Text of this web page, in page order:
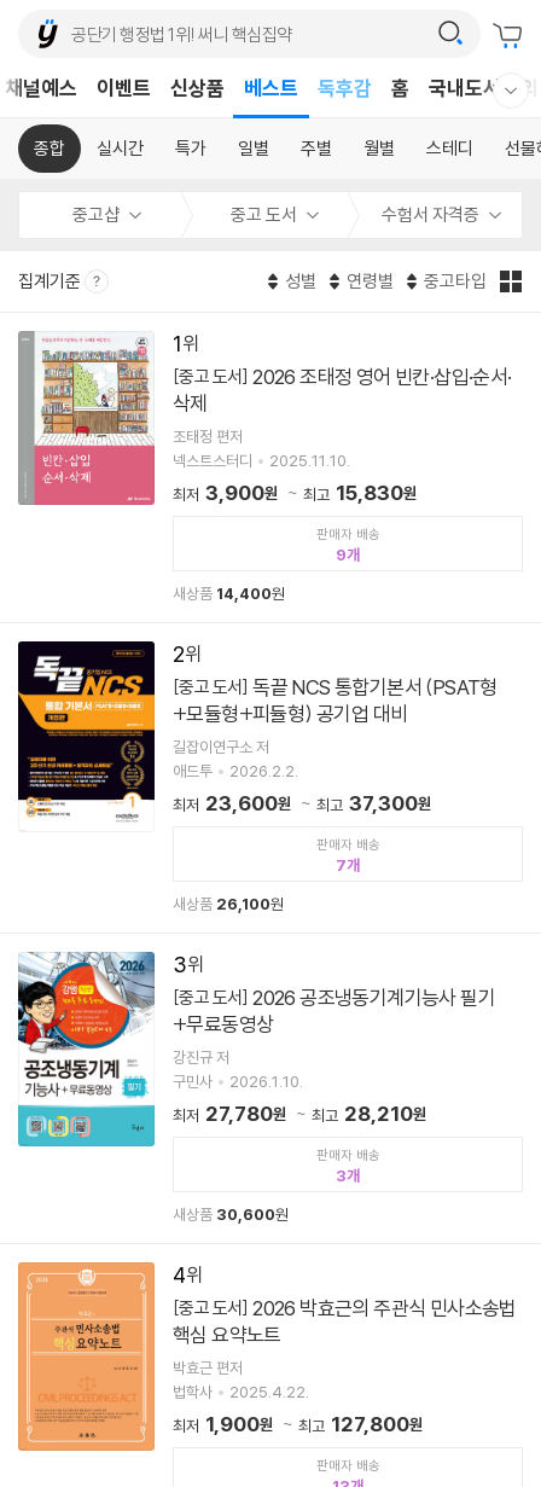
채널예스 이벤트 신상품 베스트
독후감
홈 국내도서
종합 실시간 특가 일별 주별 월별 스테디 선물
중고샵 중고 도서 수험서 자격증
집계기준 성별 연령별 중고타입
1
[중고 도서] 2026 조태정 영어 빈칸·삽입·순서·
삭제
조태정 편저
넥스트스터디
2025.11.10.
최저 3,900원 최고 15,830원
판매자 배송
9
새상품 14,400원
2
[중고 도서] 독끝 NCS 통합기본서 (PSAT형
+모듈형+피듈형) 공기업 대비
길잡이연구소 저
애드투
2026.2.2.
최저 23,600원 최고 37,300원
판매자 배송
7
새상품 26,100원
3
[중고 도서] 2026 공조냉동기계기능사 필기
+무료동영상
강진규 저
구민사
2026.1.10.
최저 27,780원 최고 28,210원
판매자 배송
3
새상품 30,600원
4
[중고 도서] 2026 박효근의 주관식 민사소송법
핵심 요약노트
박효근 편저
법학사
2025.4.22.
최저 1,900원 최고 127,800원
판매자 배송